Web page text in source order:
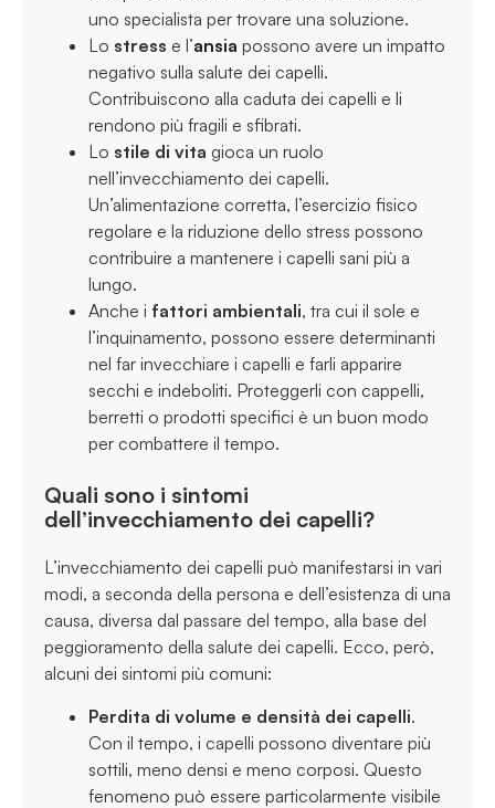
uno specialista per trovare una soluzione.
Lo stress e l’ansia possono avere un impatto
negativo sulla salute dei capelli.
Contribuiscono alla caduta dei capelli e li
rendono più fragili e sfibrati.
Lo stile di vita gioca un ruolo
nell’invecchiamento dei capelli.
Un’alimentazione corretta, l’esercizio fisico
regolare e la riduzione dello stress possono
contribuire a mantenere i capelli sani più a
lungo.
Anche i fattori ambientali, tra cui il sole e
l’inquinamento, possono essere determinanti
nel far invecchiare i capelli e farli apparire
secchi e indeboliti. Proteggerli con cappelli,
berretti o prodotti specifici è un buon modo
per combattere il tempo.
Quali sono i sintomi
dell’invecchiamento dei capelli?
L’invecchiamento dei capelli può manifestarsi in vari
modi, a seconda della persona e dell’esistenza di una
causa, diversa dal passare del tempo, alla base del
peggioramento della salute dei capelli. Ecco, però,
alcuni dei sintomi più comuni:
Perdita di volume e densità dei capelli.
Con il tempo, i capelli possono diventare più
sottili, meno densi e meno corposi. Questo
fenomeno può essere particolarmente visibile